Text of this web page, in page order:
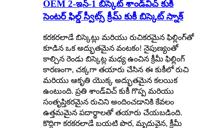
OEM 2-ఇన్-1 బిస్కెట్ శాండ్‌విచ్ కుకీ
సెంటర్ ఫిల్డ్ స్వీట్స్ క్రీమ్ కుకీ బిస్కెట్ స్నాక్
కరకరలాడే బిస్కెట్లు మరియు రుచికరమైన ఫిల్లింగ్‌తో
కూడిన ఒక అద్భుతమైన వంటకం! నైపుణ్యంతో
కాల్చిన రెండు బిస్కెట్ల మధ్య ఉంచిన క్రీమీ ఫిల్లింగ్
కారణంగా, చక్కగా తయారు చేసిన ఈ కుకీలో రుచి
మరియు ఆకృతి యొక్క అద్భుతమైన కలయిక
ఉంటుంది. ప్రతి శాండ్‌విచ్ కుకీ గొప్ప మరియు
సంతృప్తికరమైన రుచిని అందించడానికి కేవలం
ఉత్తమమైన పదార్థాలతో తయారు చేయబడింది.
కొద్దిగా కరకరలాడే బయటి పొర, మృదువైన, క్రీమీ